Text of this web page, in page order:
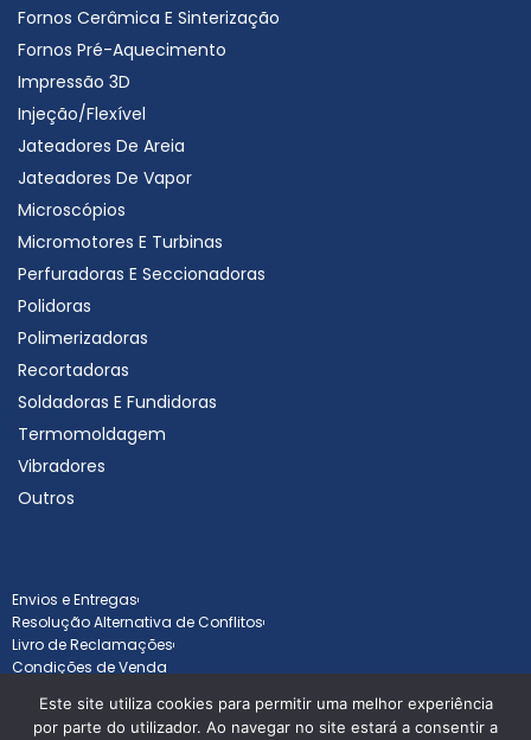
Fornos Cerâmica E Sinterização
Fornos Pré-Aquecimento
Impressão 3D
Injeção/Flexível
Jateadores De Areia
Jateadores De Vapor
Microscópios
Micromotores E Turbinas
Perfuradoras E Seccionadoras
Polidoras
Polimerizadoras
Recortadoras
Soldadoras E Fundidoras
Termomoldagem
Vibradores
Outros
Envios e Entregas
Resolução Alternativa de Conflitos
Livro de Reclamações
Condições de Venda
Este site utiliza cookies para permitir uma melhor experiência
por parte do utilizador. Ao navegar no site estará a consentir a